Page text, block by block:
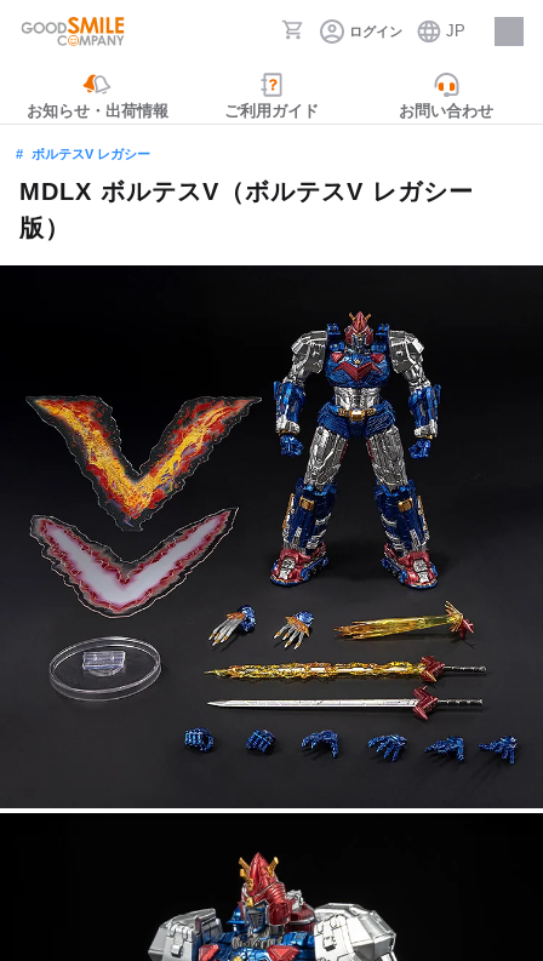
ログイン JP
採用情報
お知らせ・出荷情報 ご利用ガイド お問い合わせ
ボルテスV レガシー
MDLX ボルテスV（ボルテスV レガシー
版）